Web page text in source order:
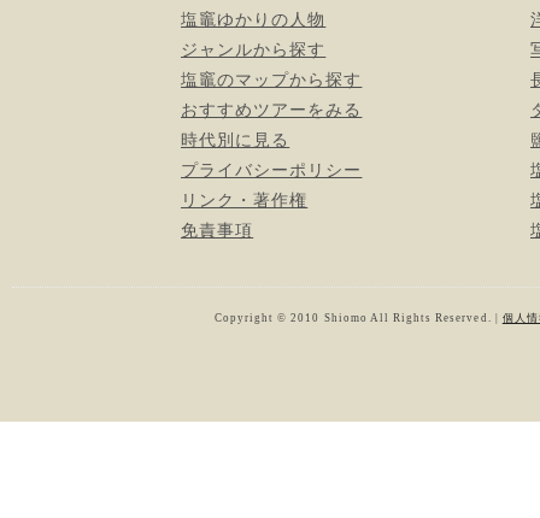
塩竈ゆかりの人物
ジャンルから探す
塩竈のマップから探す
おすすめツアーをみる
時代別に見る
プライバシーポリシー
リンク・著作権
免責事項
Copyright © 2010 Shiomo All Rights Reserved. | 個人